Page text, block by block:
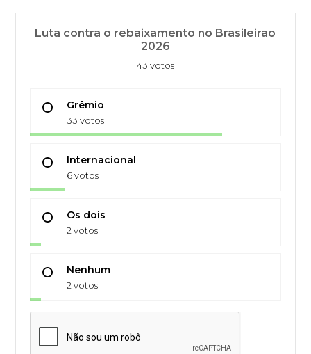
Luta contra o rebaixamento no Brasileirão
2026
43 votos
Grêmio
33 votos
Internacional
6 votos
Os dois
2 votos
Nenhum
2 votos